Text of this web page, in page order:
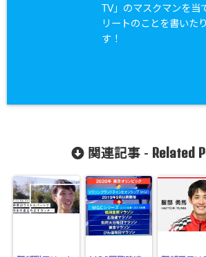
TV」のマスクマンを当
リートのことを書いた
す！
関連記事 - Related